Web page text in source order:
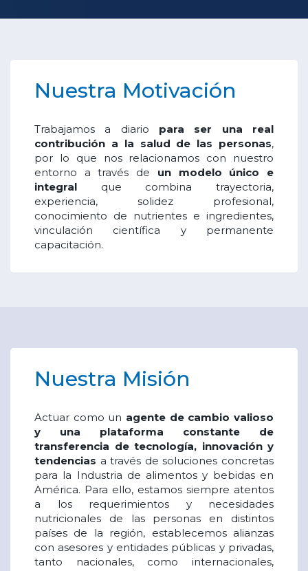
Nuestra Motivación
Trabajamos a diario para ser una real
contribución a la salud de las personas,
por lo que nos relacionamos con nuestro
entorno a través de un modelo único e
integral que combina trayectoria,
experiencia, solidez profesional,
conocimiento de nutrientes e ingredientes,
vinculación científica y permanente
capacitación.
Nuestra Misión
Actuar como un agente de cambio valioso
y una plataforma constante de
transferencia de tecnología, innovación y
tendencias a través de soluciones concretas
para la Industria de alimentos y bebidas en
América. Para ello, estamos siempre atentos
a los requerimientos y necesidades
nutricionales de las personas en distintos
países de la región, establecemos alianzas
con asesores y entidades públicas y privadas,
tanto nacionales, como internacionales,